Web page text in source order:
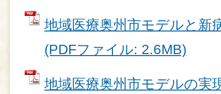
地域医療奥州市モデルと新
(PDFファイル: 2.6MB)
地域医療奥州市モデルの実